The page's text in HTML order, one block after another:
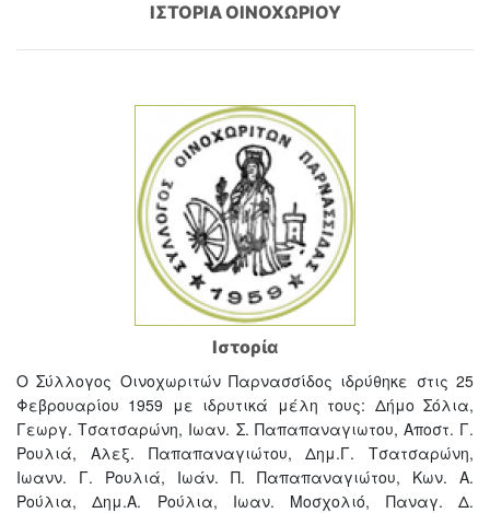
ΙΣΤΟΡΙΑ ΟΙΝΟΧΩΡΙΟΥ
Ιστορία
Ο Σύλλογος Οινοχωριτών Παρνασσίδος ιδρύθηκε στις 25
Φεβρουαρίου 1959 με ιδρυτικά μέλη τους: Δήμο Σόλια,
Γεωργ. Τσατσαρώνη, Ιωαν. Σ. Παπαπαναγιωτου, Αποστ. Γ.
Ρουλιά, Αλεξ. Παπαπαναγιώτου, Δημ.Γ. Τσατσαρώνη,
Ιωανν. Γ. Ρουλιά, Ιωάν. Π. Παπαπαναγιώτου, Κων. Α.
Ρούλια, Δημ.Α. Ρούλια, Ιωαν. Μοσχολιό, Παναγ. Δ.